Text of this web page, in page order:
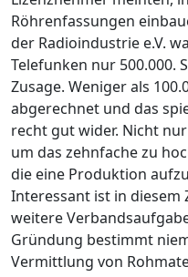
Röhrenfassungen
der Radioindustrie e.V.
Telefunken nur 500.000.
Zusage. Weniger als
abgerechnet und das
recht gut wider. Nicht
um das zehnfache zu
die eine Produktion
Interessant ist in diesem
weitere
Gründung bestimmt
Vermittlung von